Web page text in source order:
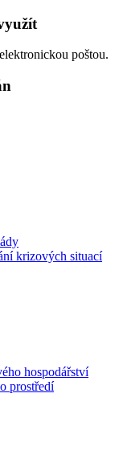
poštou.
krizových situací
hospodářství
prostředí